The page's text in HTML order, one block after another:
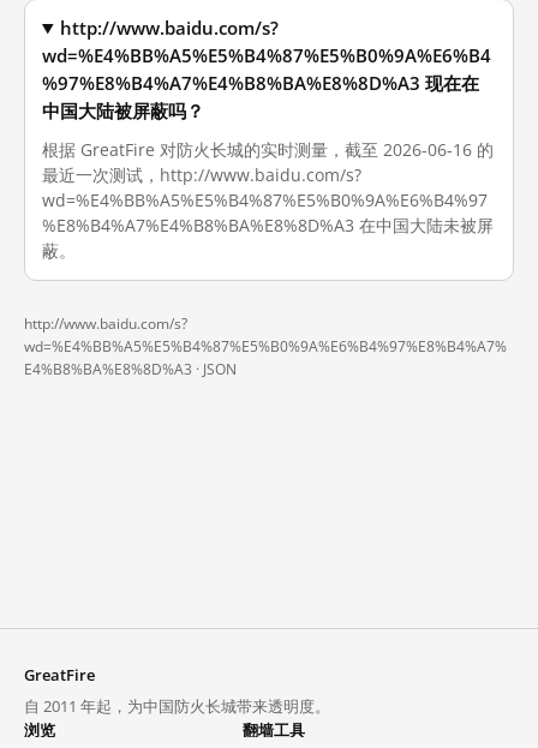
http://www.baidu.com/s?
wd=%E4%BB%A5%E5%B4%87%E5%B0%9A%E6%B4
%97%E8%B4%A7%E4%B8%BA%E8%8D%A3 现在在
中国大陆被屏蔽吗？
根据 GreatFire 对防火长城的实时测量，截至 2026-06-16 的
最近一次测试，http://www.baidu.com/s?
wd=%E4%BB%A5%E5%B4%87%E5%B0%9A%E6%B4%97
%E8%B4%A7%E4%B8%BA%E8%8D%A3 在中国大陆未被屏
蔽。
http://www.baidu.com/s?
wd=%E4%BB%A5%E5%B4%87%E5%B0%9A%E6%B4%97%E8%B4%A7%
E4%B8%BA%E8%8D%A3 · JSON
GreatFire
自 2011 年起，为中国防火长城带来透明度。
浏览
翻墙工具